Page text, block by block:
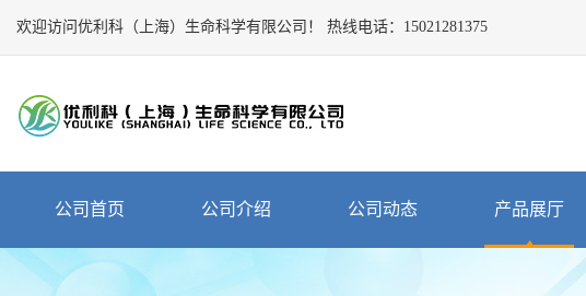
欢迎访问优利科（上海）生命科学有限公司！ 热线电话： 15021281375
Close
司
首
介
绍
公司首页 公司介绍 公司动态 产品展厅